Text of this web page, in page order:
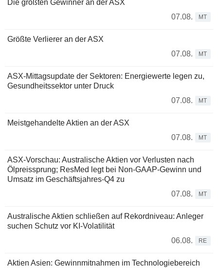
Die größten Gewinner an der ASX
07.08.
MT
Größte Verlierer an der ASX
07.08.
MT
ASX-Mittagsupdate der Sektoren: Energiewerte legen zu,
Gesundheitssektor unter Druck
07.08.
MT
Meistgehandelte Aktien an der ASX
07.08.
MT
ASX-Vorschau: Australische Aktien vor Verlusten nach
Ölpreissprung; ResMed legt bei Non-GAAP-Gewinn und
Umsatz im Geschäftsjahres-Q4 zu
07.08.
MT
Australische Aktien schließen auf Rekordniveau: Anleger
suchen Schutz vor KI-Volatilität
06.08.
RE
Aktien Asien: Gewinnmitnahmen im Technologiebereich